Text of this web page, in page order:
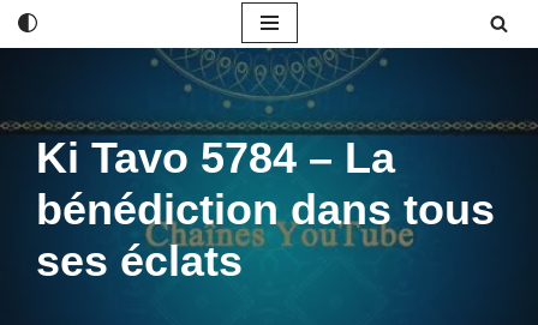
Ki Tavo 5784 – La
bénédiction dans tous
ses éclats